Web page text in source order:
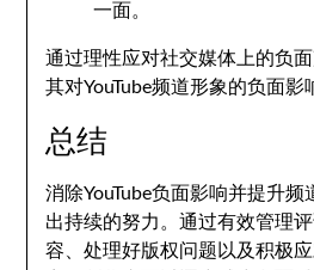
一面。
通过理性应对社交媒体上的负
其对YouTube频道形象的负面影
总结
消除YouTube负面影响并提升
出持续的努力。通过有效管理
容、处理好版权问题以及积极